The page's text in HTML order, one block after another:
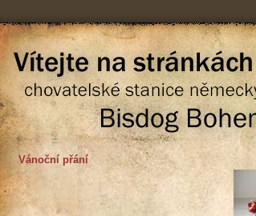
Vánoční přání